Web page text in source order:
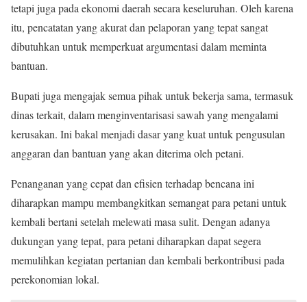
tetapi juga pada ekonomi daerah secara keseluruhan. Oleh karena
itu, pencatatan yang akurat dan pelaporan yang tepat sangat
dibutuhkan untuk memperkuat argumentasi dalam meminta
bantuan.
Bupati juga mengajak semua pihak untuk bekerja sama, termasuk
dinas terkait, dalam menginventarisasi sawah yang mengalami
kerusakan. Ini bakal menjadi dasar yang kuat untuk pengusulan
anggaran dan bantuan yang akan diterima oleh petani.
Penanganan yang cepat dan efisien terhadap bencana ini
diharapkan mampu membangkitkan semangat para petani untuk
kembali bertani setelah melewati masa sulit. Dengan adanya
dukungan yang tepat, para petani diharapkan dapat segera
memulihkan kegiatan pertanian dan kembali berkontribusi pada
perekonomian lokal.